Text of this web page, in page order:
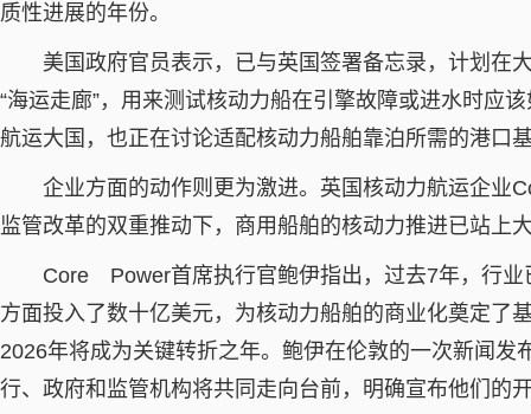
质性进展的年份。
美国政府官员表示，已与英国签署备忘录，计划在
“海运走廊”，用来测试核动力船在引擎故障或进水时应
航运大国，也正在讨论适配核动力船舶靠泊所需的港口
企业方面的动作则更为激进。英国核动力航运企业
监管改革的双重推动下，商用船舶的核动力推进已站上
Core Power首席执行官鲍伊指出，过去7年，行业
方面投入了数十亿美元，为核动力船舶的商业化奠定了
2026年将成为关键转折之年。鲍伊在伦敦的一次新闻发
行、政府和监管机构将共同走向台前，明确宣布他们的